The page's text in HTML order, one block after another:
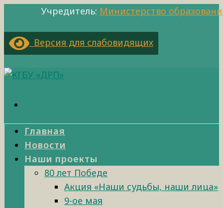
Учредитель: Министерство
Версия для слабовидящих
Главная
Новости
Наши проекты
80 лет Победе
Акция «Наши судьбы, наши лица»
9-ое мая